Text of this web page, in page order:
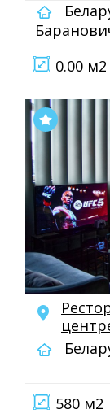
0.00 м2
580 м2